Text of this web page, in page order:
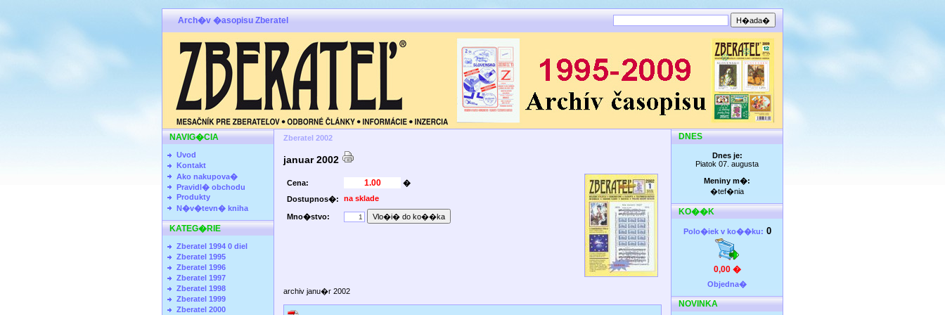
Arch�v �asopisu Zberatel
NAVIG�CIA
Uvod
Kontakt
Ako nakupova�
Pravidl� obchodu
Produkty
N�v�tevn� kniha
KATEG�RIE
Zberatel 1994 0 diel
Zberatel 1995
Zberatel 1996
Zberatel 1997
Zberatel 1998
Zberatel 1999
Zberatel 2000
Zberatel 2002
januar 2002
Cena:
�
Dostupnos�:
na sklade
Mno�stvo:
archiv janu�r 2002
DNES
Dnes je:
Piatok 07. augusta
Meniny m�:
�tef�nia
KO��K
Polo�iek v ko��ku: 0
0,00 �
Objedna�
NOVINKA